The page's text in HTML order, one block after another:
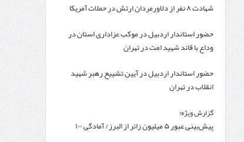
شهادت ۸ نفر از دلاورمردان ارتش در حملات آمریکا
حضور استاندار اردبیل در موکب عزاداری استان در
وداع با قائد شهید امت در تهران
حضور استاندار اردبیل در آیین تشییع رهبر شهید
انقلاب در تهران
گزارش ویژه؛
پیش‌بینی عبور ۵ میلیون زائر از البرز/ آمادگی ۱۰۰